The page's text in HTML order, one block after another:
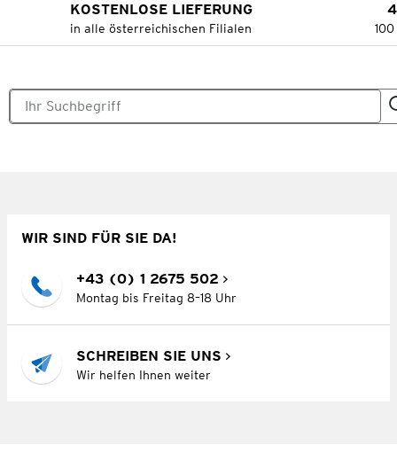
KOSTENLOSE LIEFERUNG
in alle österreichischen Filialen
WIR SIND FÜR SIE DA!
+43 (0) 1 2675 502
Montag bis Freitag 8–18 Uhr
SCHREIBEN SIE UNS
Wir helfen Ihnen weiter